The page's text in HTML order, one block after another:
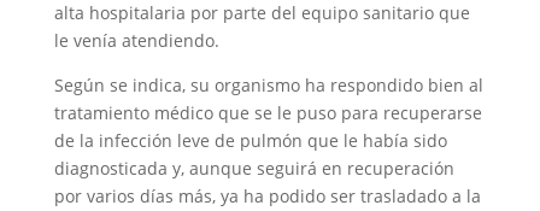
alta hospitalaria por parte del equipo sanitario que
le venía atendiendo.
Según se indica, su organismo ha respondido bien al
tratamiento médico que se le puso para recuperarse
de la infección leve de pulmón que le había sido
diagnosticada y, aunque seguirá en recuperación
por varios días más, ya ha podido ser trasladado a la